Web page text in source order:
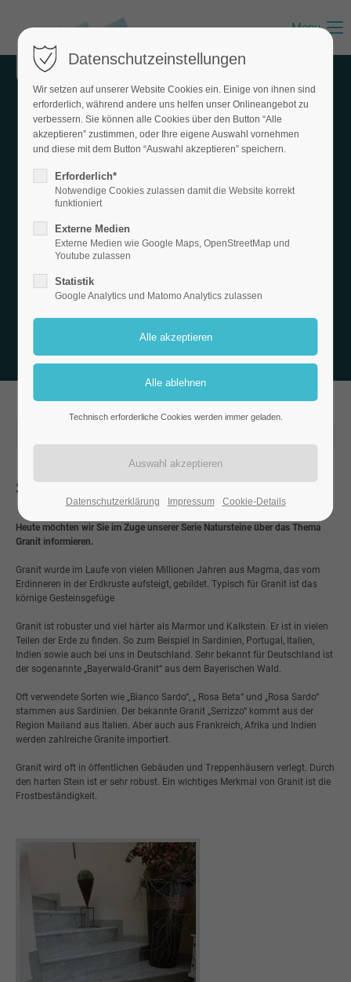
Menu
OFT GEFRAGT UND
HIER
BEANTWORTET!
FLIESEN M.
MAIERHOFER - IHR
MEISTERBETRIEB
Serie Naturstein: Granit
Heute möchten wir Sie im Zuge unserer Serie Natursteine über das Thema
Granit informieren.
Granit wurde im Laufe von vielen Millionen Jahren aus Magma, das vom
Erdinneren in der Erdkruste aufsteigt, gebildet. Typisch für Granit ist das
körnige Gesteinsgefüge
Granit ist robuster und viel härter als Marmor und Kalkstein. Er ist in vielen
Teilen der Erde zu finden. So zum Beispiel in Sardinien, Portugal, Italien,
Indien sowie auch bei uns in Deutschland. Sehr bekannt für Deutschland ist
der sogenannte „Bayerwald-Granit“ aus dem Bayerischen Wald.
Oft verwendete Sorten wie „Bianco Sardo“, „ Rosa Beta“ und „Rosa Sardo“
stammen aus Sardinien. Der bekannte Granit „Serrizzo“ kommt aus der
Region Mailand aus Italien. Aber auch aus Frankreich, Afrika und Indien
werden zahlreiche Granite importiert.
Granit wird oft in öffentlichen Gebäuden und Treppenhäusern verlegt. Durch
den harten Stein ist er sehr robust. Ein wichtiges Merkmal von Granit ist die
Frostbeständigkeit.
Datenschutzeinstellungen
Wir setzen auf unserer Website Cookies ein. Einige von ihnen sind
erforderlich, während andere uns helfen unser Onlineangebot zu
verbessern. Sie können alle Cookies über den Button “Alle
akzeptieren” zustimmen, oder Ihre eigene Auswahl vornehmen
und diese mit dem Button “Auswahl akzeptieren” speichern.
Erforderlich*
Notwendige Cookies zulassen damit die Website korrekt
funktioniert
Externe Medien
Externe Medien wie Google Maps, OpenStreetMap und
Youtube zulassen
Statistik
Google Analytics und Matomo Analytics zulassen
Technisch erforderliche Cookies werden immer geladen.
Datenschutzerklärung Impressum Cookie-Details